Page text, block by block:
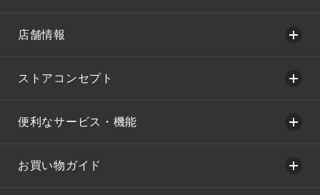
店舗情報
ストアコンセプト
便利なサービス・機能
お買い物ガイド